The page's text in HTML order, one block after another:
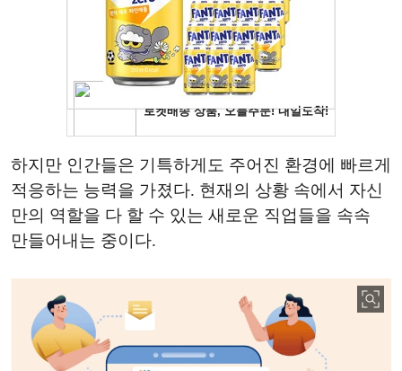
하지만 인간들은 기특하게도 주어진 환경에 빠르게
적응하는 능력을 가졌다. 현재의 상황 속에서 자신
만의 역할을 다 할 수 있는 새로운 직업들을 속속
만들어내는 중이다.